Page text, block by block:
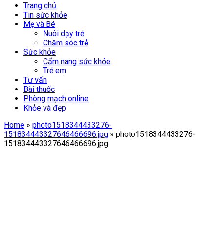
Trang chủ
Tin sức khỏe
Mẹ và Bé
Nuôi dạy trẻ
Chăm sóc trẻ
Sức khỏe
Cẩm nang sức khỏe
Trẻ em
Tư vấn
Bài thuốc
Phòng mạch online
Khỏe và đẹp
Home » photo1518344433276-
151834443327646466696.jpg » photo1518344433276-
151834443327646466696.jpg